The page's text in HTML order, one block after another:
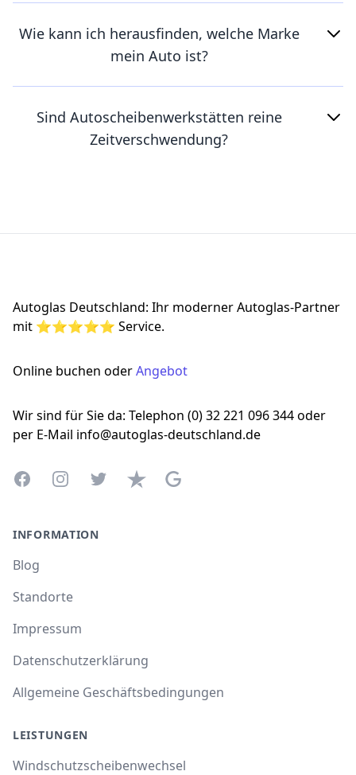
Wie kann ich herausfinden, welche Marke
mein Auto ist?
Sind Autoscheibenwerkstätten reine
Zeitverschwendung?
Autoglas Deutschland: Ihr moderner Autoglas-Partner
mit ⭐⭐⭐⭐⭐ Service.
Online buchen oderAngebot
Wir sind für Sie da: Telephon (0) 32 221 096 344 oder
per E-Mail info@autoglas-deutschland.de
FacebookInstagramTwitterTrustpilotGoogle Business Profile
INFORMATION
Blog
Standorte
Impressum
Datenschutzerklärung
Allgemeine Geschäftsbedingungen
LEISTUNGEN
Windschutzscheibenwechsel